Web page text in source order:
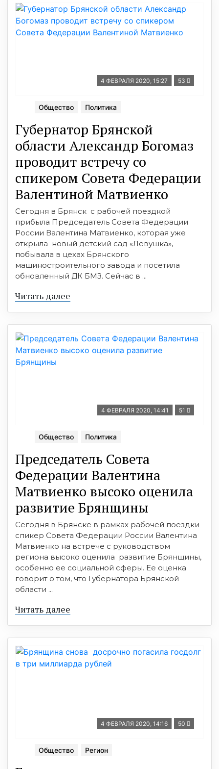
4 ФЕВРАЛЯ 2020, 15:27 53
Общество Политика
Губернатор Брянской
области Александр Богомаз
проводит встречу со
спикером Совета Федерации
Валентиной Матвиенко
Сегодня в Брянск с рабочей поездкой
прибыла Председатель Совета Федерации
России Валентина Матвиенко, которая уже
открыла новый детский сад «Левушка»,
побывала в цехах Брянского
машиностроительного завода и посетила
обновленный ДК БМЗ. Сейчас в ...
Читать далее
4 ФЕВРАЛЯ 2020, 14:41 51
Общество Политика
Председатель Совета
Федерации Валентина
Матвиенко высоко оценила
развитие Брянщины
Сегодня в Брянске в рамках рабочей поездки
спикер Совета Федерации России Валентина
Матвиенко на встрече с руководством
региона высоко оценила развитие Брянщины,
особенно ее социальной сферы. Ее оценка
говорит о том, что Губернатора Брянской
области ...
Читать далее
4 ФЕВРАЛЯ 2020, 14:16 50
Общество Регион